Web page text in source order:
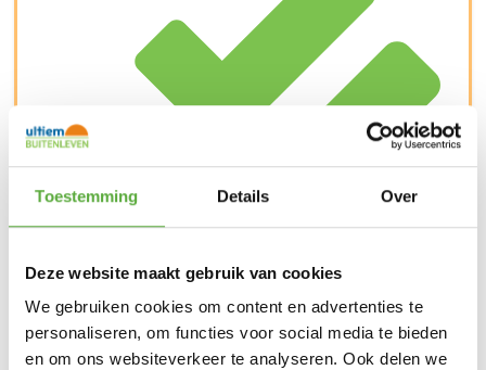
Toestemming Details Over
Deze website maakt gebruik van cookies
We gebruiken cookies om content en advertenties te
personaliseren, om functies voor social media te bieden
en om ons websiteverkeer te analyseren. Ook delen we
Kopersbescherming met Trusted Shops
SKU91509 + 91512-1 Categorie Hoek loungesets tuin Merk:
Taste by 4 Seasons Outdoor